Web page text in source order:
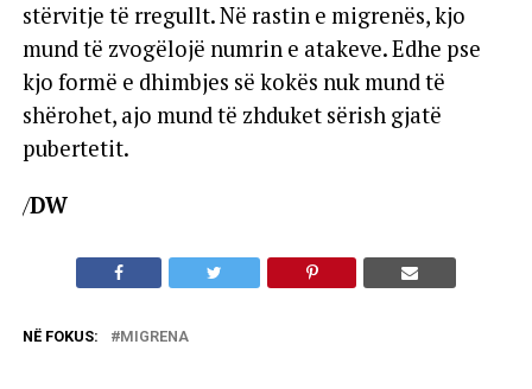
stërvitje të rregullt. Në rastin e migrenës, kjo
mund të zvogëlojë numrin e atakeve. Edhe pse
kjo formë e dhimbjes së kokës nuk mund të
shërohet, ajo mund të zhduket sërish gjatë
pubertetit.
/DW
NË FOKUS: MIGRENA